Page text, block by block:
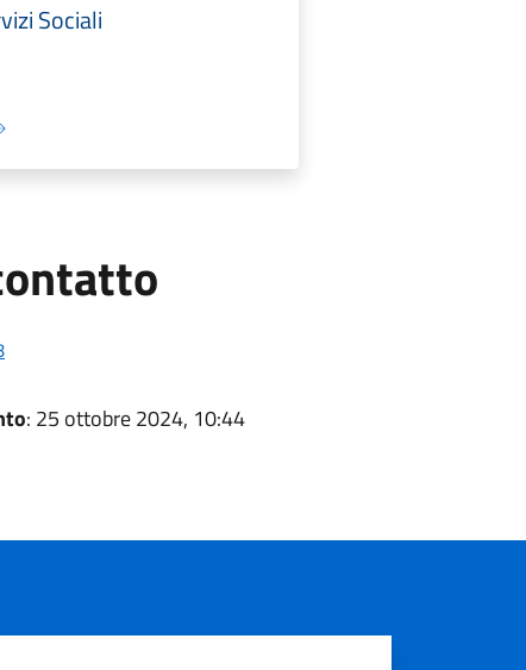
Sociali
: 25 ottobre 2024, 10:44